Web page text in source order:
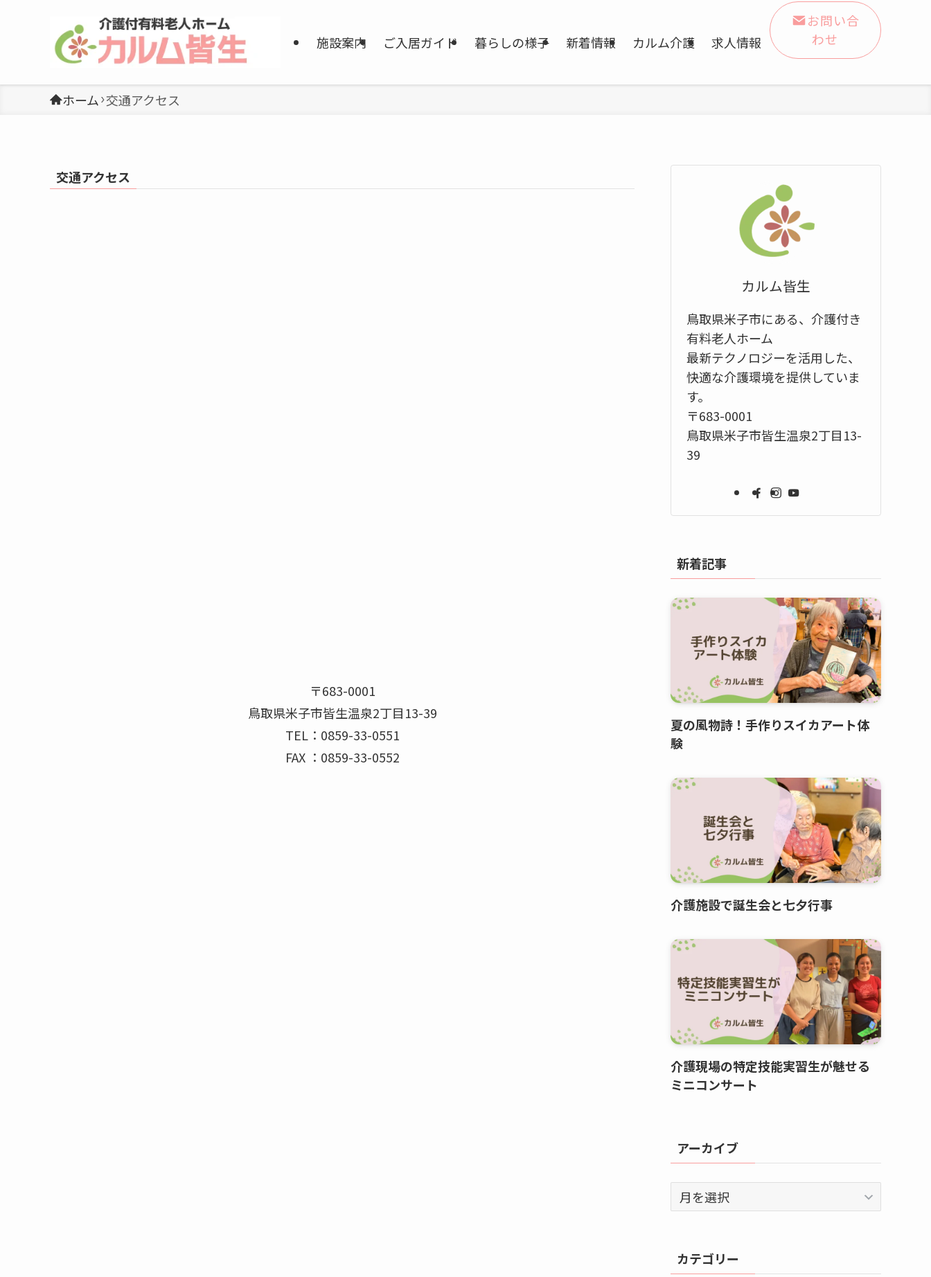
施設案内 ご入居ガイド 暮らしの様子 新着情報 カルム介護 求人情報
お問い合
わせ
ホーム 交通アクセス
交通アクセス
〒683-0001
鳥取県米子市皆生温泉2丁目13-39
TEL：0859-33-0551
FAX ：0859-33-0552
カルム皆生
鳥取県米子市にある、介護付き
有料老人ホーム
最新テクノロジーを活用した、
快適な介護環境を提供していま
す。
〒683-0001
鳥取県米子市皆生温泉2丁目13-
39
新着記事
夏の風物詩！手作りスイカアート体
験
介護施設で誕生会と七夕行事
介護現場の特定技能実習生が魅せる
ミニコンサート
アーカイブ
ア
ー
イ
ブ
カテゴリー